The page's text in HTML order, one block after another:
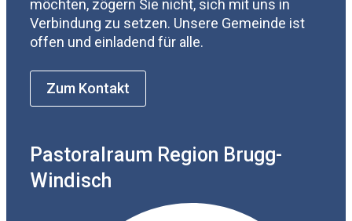
möchten, zögern Sie nicht, sich mit uns in
Verbindung zu setzen. Unsere Gemeinde ist
offen und einladend für alle.
Zum Kontakt
Pastoralraum Region Brugg-
Windisch